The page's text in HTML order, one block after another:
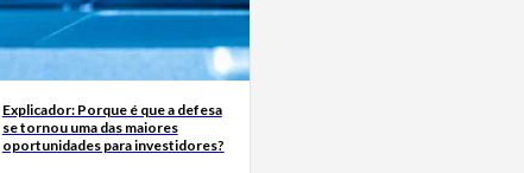
Explicador: Porque é que a defesa
se tornou uma das maiores
oportunidades para investidores?